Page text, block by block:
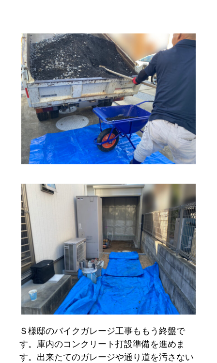
Ｓ様邸のバイクガレージ工事ももう終盤で
す。庫内のコンクリート打設準備を進めま
す。出来たてのガレージや通り道を汚さない